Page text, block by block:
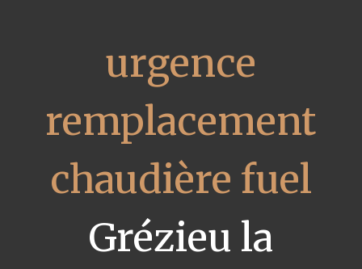
urgence
remplacement
chaudière fuel
Grézieu la